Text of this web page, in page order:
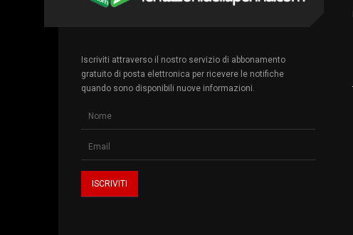
Iscriviti attraverso il nostro servizio di abbonamento
gratuito di posta elettronica per ricevere le notifiche
quando sono disponibili nuove informazioni.